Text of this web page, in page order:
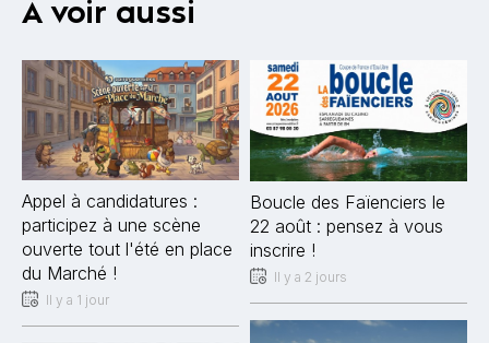
À voir aussi
Appel à candidatures :
participez à une scène
ouverte tout l'été en place
du Marché !
Il y a 1 jour
Boucle des Faïenciers le
22 août : pensez à vous
inscrire !
Il y a 2 jours